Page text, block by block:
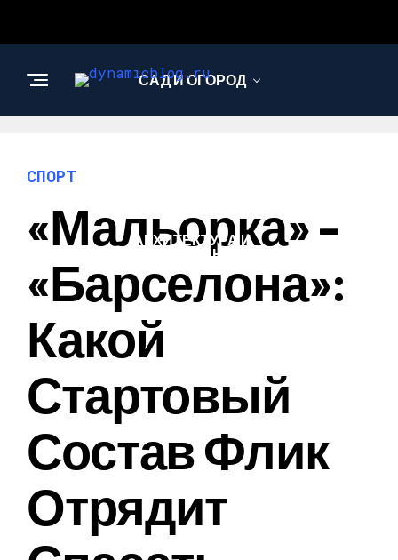
САД И ОГОРОД
АРХИТЕКТУРА И
ДИЗАЙН
СПОРТ
«Мальорка» –
«Барселона»:
Какой
Стартовый
Состав Флик
Отрядит